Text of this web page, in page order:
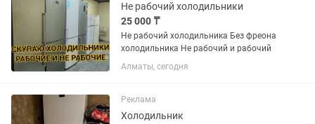
Не рабочий холодильники
25 000 ₸
Не рабочий холодильника Без фреона
холодильника Не рабочий и рабочий
Алматы, сегодня
Реклама
Холодильник